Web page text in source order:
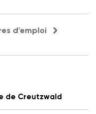
d'emploi
de Creutzwald